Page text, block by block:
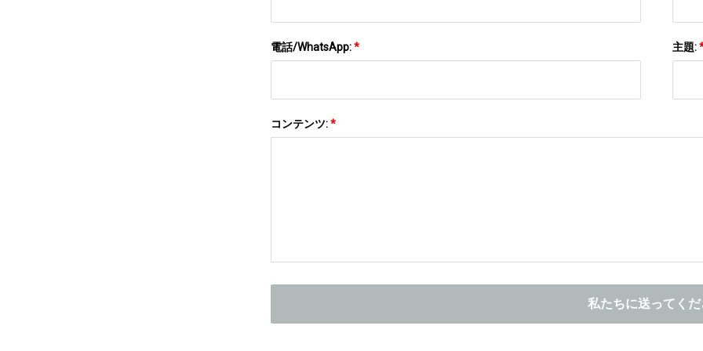
電話/WhatsApp:* 主題:
コンテンツ:*
私たちに送ってく